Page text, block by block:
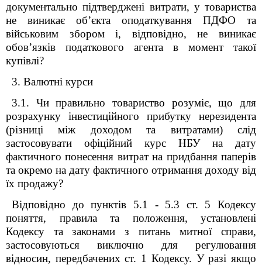
документально підтверджені витрати, у товариства
не виникає об’єкта оподаткування ПДФО та
військовим збором і, відповідно, не виникає
обов’язків податкового агента в момент такої
купівлі?
3. Валютні курси
3.1. Чи правильно товариство розуміє, що для
розрахунку інвестиційного прибутку нерезидента
(різниці між доходом та витратами) слід
застосовувати офіційний курс НБУ на дату
фактичного понесення витрат на придбання паперів
та окремо на дату фактичного отримання доходу від
їх продажу?
Відповідно до пунктів 5.1 - 5.3 ст. 5 Кодексу
поняття, правила та положення, установлені
Кодексу та законами з питань митної справи,
застосовуються виключно для регулювання
відносин, передбачених ст. 1 Кодексу. У разі якщо